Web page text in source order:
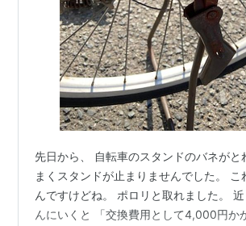
先日から、 自転車のスタンドのバネがと
まくスタンドが止まりませんでした。 こ
んですけどね。 ポロリと取れました。
んにいくと 「交換費用として4,000円か